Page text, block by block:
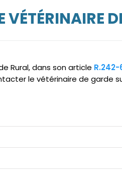
Rural, dans son article R.242-
le vétérinaire de garde sur